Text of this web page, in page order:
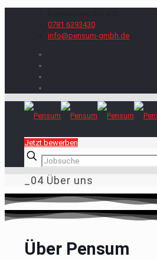
0781 6393430
info@pensum-gmbh.de
Jetzt bewerben
_04 Über uns
Über Pensum